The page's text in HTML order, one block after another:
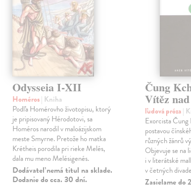
Odysseia I-XII
Homéros| Kniha
Podľa Homérovho životopisu, ktorý
je pripisovaný Hérodotovi, sa
Homéros narodil v maloázijskom
meste Smyrne. Pretože ho matka
Krétheis porodila pri rieke Melés,
dala mu meno Melésigenés.
Dodávateľ nemá titul na sklade.
Dodanie do cca. 30 dní.
Čung
Vítěz
ľudová próza|
Exorcista Čung
postavou
různých žánrů
Objevuje se na
i v literátské
v četných
Zasielame do